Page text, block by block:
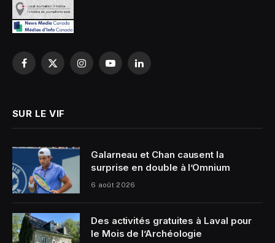
Facebook
X
InstagramYouTubeLinkedIn
SUR LE VIF
Galarneau et Chan causent la
surprise en double à l’Omnium
6 août 2026
Des activités gratuites à Laval pour
le Mois de l’Archéologie